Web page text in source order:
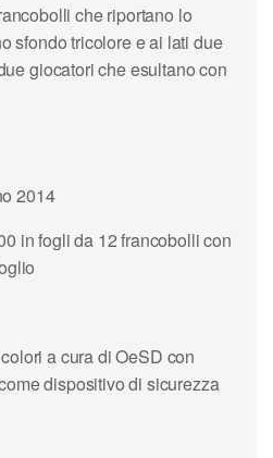
che riportano lo
sfondo tricolore e ai lati due
giocatori che esultano con
2014
in fogli da 12 francobolli con
a cura di OeSD con
dispositivo di sicurezza